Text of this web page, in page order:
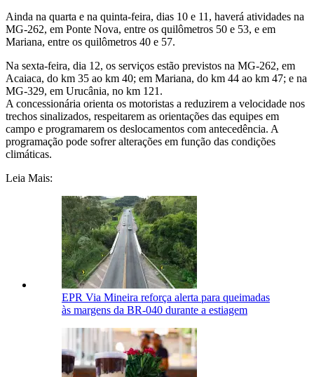
Ainda na quarta e na quinta-feira, dias 10 e 11, haverá atividades na
MG-262, em Ponte Nova, entre os quilômetros 50 e 53, e em
Mariana, entre os quilômetros 40 e 57.
Na sexta-feira, dia 12, os serviços estão previstos na MG-262, em
Acaiaca, do km 35 ao km 40; em Mariana, do km 44 ao km 47; e na
MG-329, em Urucânia, no km 121.
A concessionária orienta os motoristas a reduzirem a velocidade nos
trechos sinalizados, respeitarem as orientações das equipes em
campo e programarem os deslocamentos com antecedência. A
programação pode sofrer alterações em função das condições
climáticas.
Leia Mais:
EPR Via Mineira reforça alerta para queimadas
às margens da BR-040 durante a estiagem